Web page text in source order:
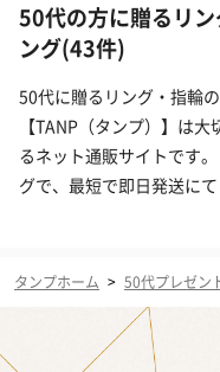
50代の方に贈るリ
ング(43件)
50代に贈るリング・指輪
【TANP（タンプ）】は
るネット通販サイトです
グで、最短で即日発送にて
タンプホーム > 50代プレゼン